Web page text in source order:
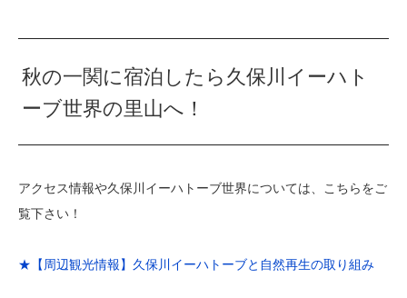
秋の一関に宿泊したら久保川イーハト
ーブ世界の里山へ！
アクセス情報や久保川イーハトーブ世界については、こちらをご
覧下さい！
★【周辺観光情報】久保川イーハトーブと自然再生の取り組み